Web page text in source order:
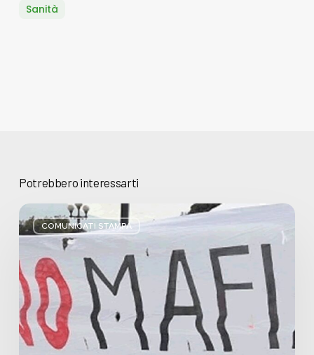
Sanità
Potrebbero interessarti
COMUNICATI STAMPA
Basta
bugie,
Regione
Lombardia
pratica
l’antimafia
solo
a
parole